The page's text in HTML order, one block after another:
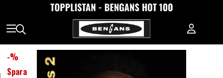
-%
Spara